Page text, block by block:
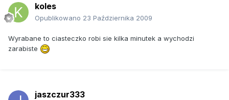
koles
Opublikowano 23 Października 2009
Wyrabane to ciasteczko robi sie kilka minutek a wychodzi
zarabiste
jaszczur333